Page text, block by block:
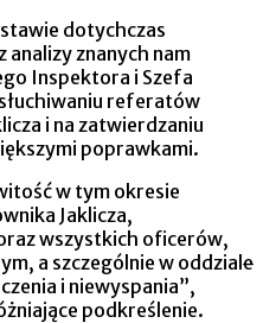
dotychczas
analizy znanych nam
Inspektora i Szefa
referatów
i na zatwier­dzaniu
poprawkami.
w tym okresie
Jaklicza,
wszystkich oficerów,
a szczegól­nie w oddziale
i niewyspa­nia”,
podkreślenie.